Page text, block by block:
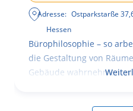
Adresse: Ostparkstarße 37,
Hessen
Bürophilosophie – so
die Gestaltung von
Gebäude wahrnehmen,